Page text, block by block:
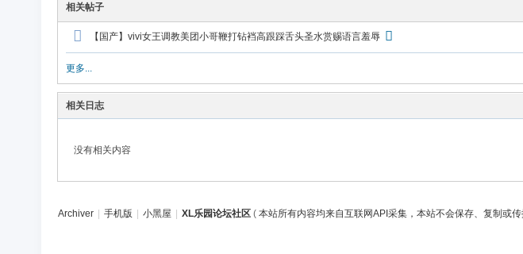
乐
论
坛
社
相关帖子
【国产】vivi女王调教美团小哥鞭打钻裆高跟踩舌头圣水赏赐语言羞辱
更多...
相关日志
没有相关内容
Archiver 手机版 小黑屋 XL乐园论坛社区 ( 本站所有内容均来自互联网API采集，本站不会保存、复制或